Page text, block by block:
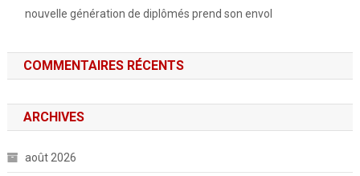
nouvelle génération de diplômés prend son envol
COMMENTAIRES RÉCENTS
ARCHIVES
août 2026